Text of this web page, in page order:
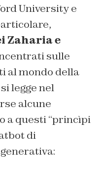
University e
Zaharia e
sulle
al mondo della
legge nel
alcune
a questi “princìpi
di